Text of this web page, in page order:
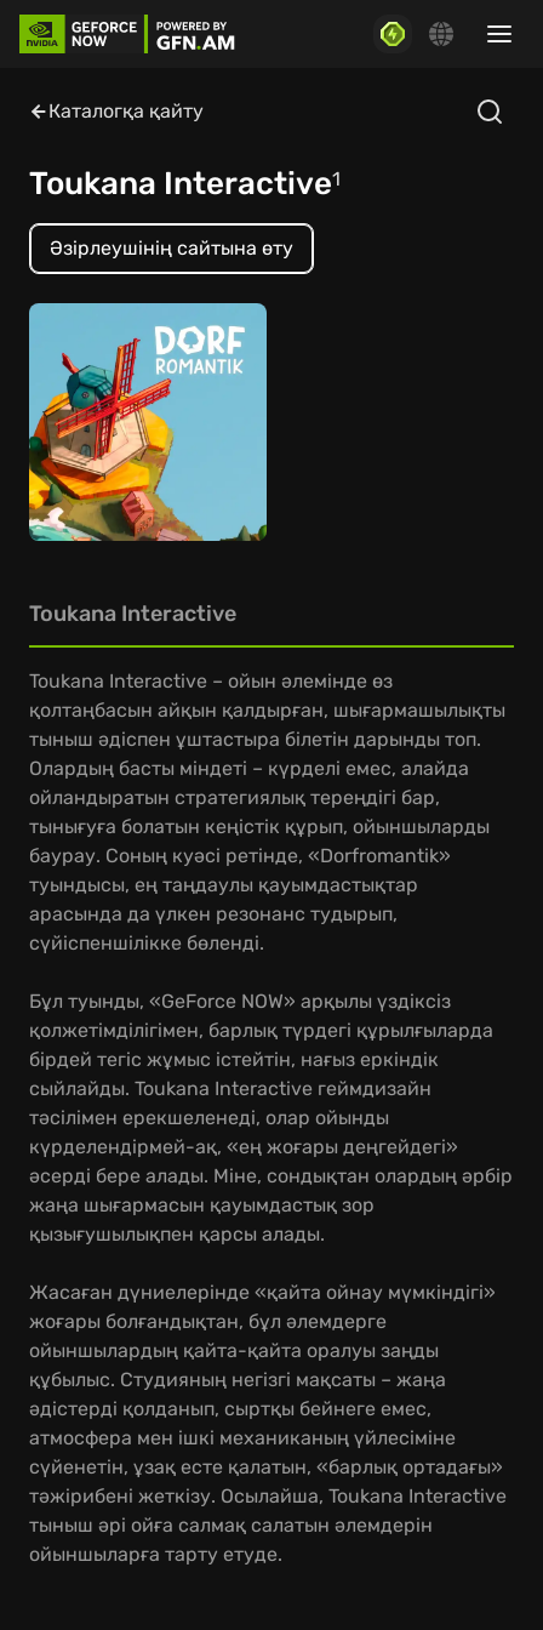
Каталогқа қайту
Toukana Interactive1
Әзірлеушінің сайтына өту
Toukana Interactive
Toukana Interactive – ойын әлемінде өз
қолтаңбасын айқын қалдырған, шығармашылықты
тыныш әдіспен ұштастыра білетін дарынды топ.
Олардың басты міндеті – күрделі емес, алайда
ойландыратын стратегиялық тереңдігі бар,
тынығуға болатын кеңістік құрып, ойыншыларды
баурау. Соның куәсі ретінде, «Dorfromantik»
туындысы, ең таңдаулы қауымдастықтар
арасында да үлкен резонанс тудырып,
сүйіспеншілікке бөленді.
Бұл туынды, «GeForce NOW» арқылы үздіксіз
қолжетімділігімен, барлық түрдегі құрылғыларда
бірдей тегіс жұмыс істейтін, нағыз еркіндік
сыйлайды. Toukana Interactive геймдизайн
тәсілімен ерекшеленеді, олар ойынды
күрделендірмей-ақ, «ең жоғары деңгейдегі»
әсерді бере алады. Міне, сондықтан олардың әрбір
жаңа шығармасын қауымдастық зор
қызығушылықпен қарсы алады.
Жасаған дүниелерінде «қайта ойнау мүмкіндігі»
жоғары болғандықтан, бұл әлемдерге
ойыншылардың қайта-қайта оралуы заңды
құбылыс. Студияның негізгі мақсаты – жаңа
әдістерді қолданып, сыртқы бейнеге емес,
атмосфера мен ішкі механиканың үйлесіміне
сүйенетін, ұзақ есте қалатын, «барлық ортадағы»
тәжірибені жеткізу. Осылайша, Toukana Interactive
тыныш әрі ойға салмақ салатын әлемдерін
ойыншыларға тарту етуде.